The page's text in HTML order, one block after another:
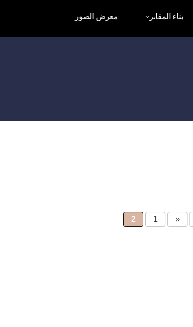
بناء المقابر معرض الصور
«
1
2